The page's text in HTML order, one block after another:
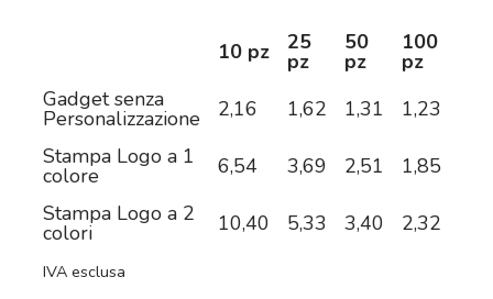
10 pz 25
pz
50
pz
100
pz
Gadget senza
Personalizzazione 2,16 1,62 1,31 1,23
Stampa Logo a 1
colore 6,54 3,69 2,51 1,85
Stampa Logo a 2
colori 10,40 5,33 3,40 2,32
IVA esclusa